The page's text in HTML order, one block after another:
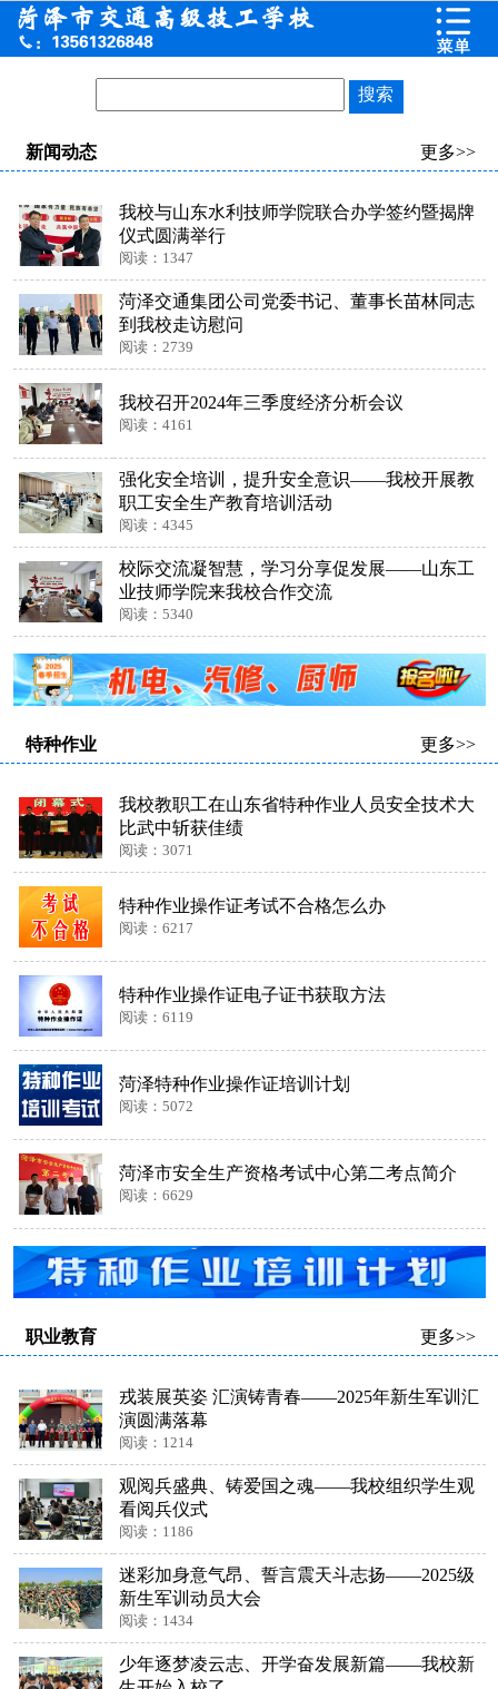
新闻动态 更多>>
我校与山东水利技师学院联合办学签约暨揭牌
仪式圆满举行
阅读：1347
菏泽交通集团公司党委书记、董事长苗林同志
到我校走访慰问
阅读：2739
我校召开2024年三季度经济分析会议
阅读：4161
强化安全培训，提升安全意识——我校开展教
职工安全生产教育培训活动
阅读：4345
校际交流凝智慧，学习分享促发展——山东工
业技师学院来我校合作交流
阅读：5340
特种作业 更多>>
我校教职工在山东省特种作业人员安全技术大
比武中斩获佳绩
阅读：3071
特种作业操作证考试不合格怎么办
阅读：6217
特种作业操作证电子证书获取方法
阅读：6119
菏泽特种作业操作证培训计划
阅读：5072
菏泽市安全生产资格考试中心第二考点简介
阅读：6629
职业教育 更多>>
戎装展英姿 汇演铸青春——2025年新生军训汇
演圆满落幕
阅读：1214
观阅兵盛典、铸爱国之魂——我校组织学生观
看阅兵仪式
阅读：1186
迷彩加身意气昂、誓言震天斗志扬——2025级
新生军训动员大会
阅读：1434
少年逐梦凌云志、开学奋发展新篇——我校新